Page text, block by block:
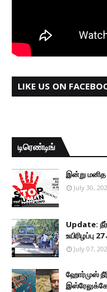
LIKE US ON
டிரெண்டிங்
இன்று மனித
July 30,
Update:
உயிரிழப்பு
July 07,
ஹோர்முஸ்